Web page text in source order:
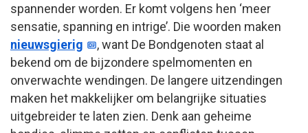
spannender worden. Er komt volgens hen ‘meer
sensatie, spanning en intrige’. Die woorden maken
nieuwsgierig
, want De Bondgenoten staat al
bekend om de bijzondere spelmomenten en
onverwachte wendingen. De langere uitzendingen
maken het makkelijker om belangrijke situaties
uitgebreider te laten zien. Denk aan geheime